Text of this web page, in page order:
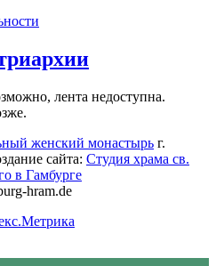
лента недоступна.
женский монастырь г.
сайта: Студия храма св.
в Гамбурге
hram.de